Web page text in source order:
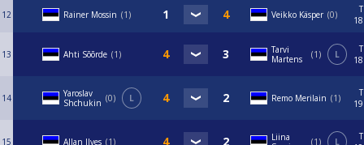
12 Rainer Mossin 1 Veikko Käsper 0
13 Ahti Sõõrde 1
Tarvi
Martens
1 L
14
Yaroslav
Shchukin
0 L Remo Merilain 1
15 Allan Ilves 1
Liina
1 L